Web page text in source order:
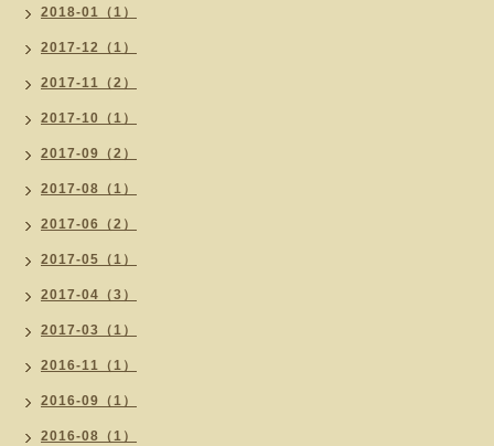
2018-01（1）
2017-12（1）
2017-11（2）
2017-10（1）
2017-09（2）
2017-08（1）
2017-06（2）
2017-05（1）
2017-04（3）
2017-03（1）
2016-11（1）
2016-09（1）
2016-08（1）